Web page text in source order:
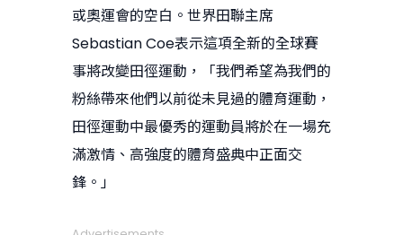
或奧運會的空白。世界田聯主席
Sebastian Coe表示這項全新的全球賽
事將改變田徑運動，「我們希望為我們的
粉絲帶來他們以前從未見過的體育運動，
田徑運動中最優秀的運動員將於在一場充
滿激情、高強度的體育盛典中正面交
鋒。」